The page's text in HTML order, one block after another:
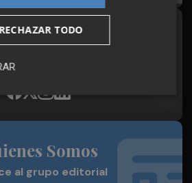
en redes
desde cualquier medio
Somos
al grupo editorial
RECHAZAR TODO